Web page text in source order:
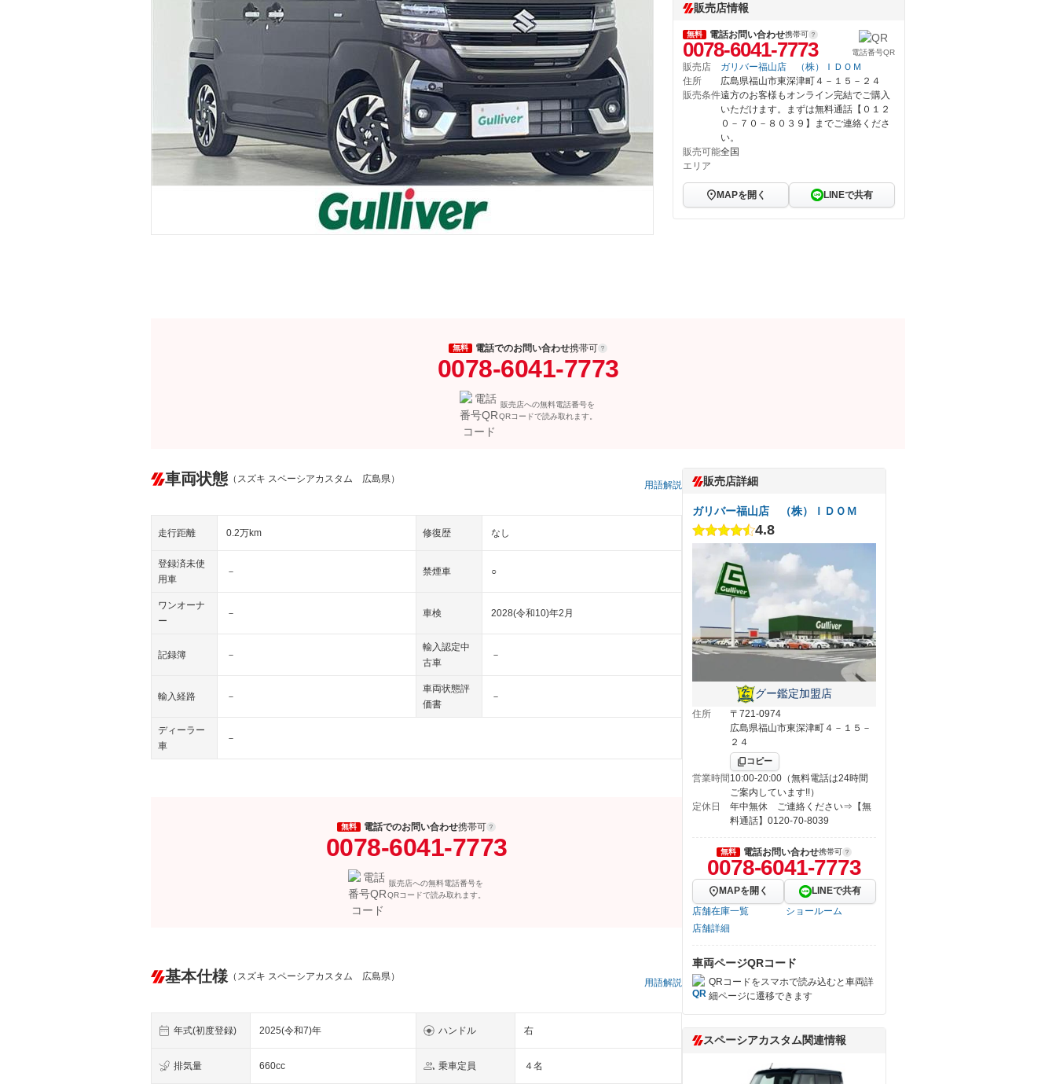
販売店情報
無料 電話お問い合わせ携帯可
0078-6041-7773 電話番号QR
販売店
ガリバー福山店 （株）ＩＤＯＭ
住所
広島県福山市東深津町４－１５－２４
販売条件遠方のお客様もオンライン完結でご購入
いただけます。まずは無料通話【０１２
０－７０－８０３９】までご連絡くださ
い。
販売可能
エリア
全国
MAPを開く LINEで共有
無料 電話でのお問い合わせ携帯可
0078-6041-7773
販売店への無料電話番号を
QRコードで読み取れます。
車両状態 （スズキ スペーシアカスタム 広島県）
用語解説
走行距離 0.2万km 修復歴 なし
登録済未使
用車
－ 禁煙車 ○
ワンオーナ
ー
－ 車検 2028(令和10)年2月
記録簿 －
輸入認定中
古車
－
輸入経路 －
車両状態評
価書
－
ディーラー
車
－
無料 電話でのお問い合わせ携帯可
0078-6041-7773
販売店への無料電話番号を
QRコードで読み取れます。
基本仕様 （スズキ スペーシアカスタム 広島県）
用語解説
年式(初度登録) 2025(令和7)年 ハンドル 右
排気量 660cc 乗車定員 ４名
販売店詳細
ガリバー福山店 （株）ＩＤＯＭ
4.8
グー鑑定加盟店
住所
〒721-0974
広島県福山市東深津町４－１５－
２４
コピー
営業時間10:00-20:00（無料電話は24時間
ご案内しています!!）
定休日
年中無休 ご連絡ください⇒【無
料通話】0120-70-8039
無料 電話お問い合わせ携帯可
0078-6041-7773
MAPを開く
LINEで共有
店舗在庫一覧
ショールーム
店舗詳細
車両ページQRコード
QRコードをスマホで読み込むと車両詳
細ページに遷移できます
スペーシアカスタム関連情報